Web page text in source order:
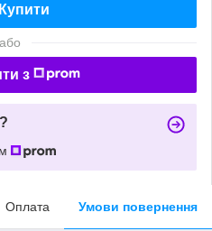
Купити
або
з
Оплата Умови повернення